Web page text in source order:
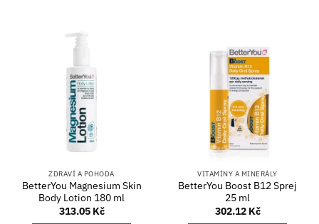
ZDRAVÍ A POHODA
BetterYou Magnesium Skin
Body Lotion 180 ml
313.05 Kč
VITAMÍNY A MINERÁLY
BetterYou Boost B12 Sprej
25 ml
302.12 Kč